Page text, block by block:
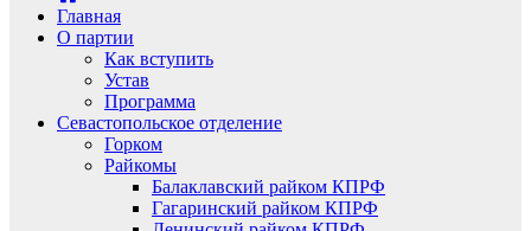
Главная
О партии
Как вступить
Устав
Программа
Севастопольское отделение
Горком
Райкомы
Балаклавский райком КПРФ
Гагаринский райком КПРФ